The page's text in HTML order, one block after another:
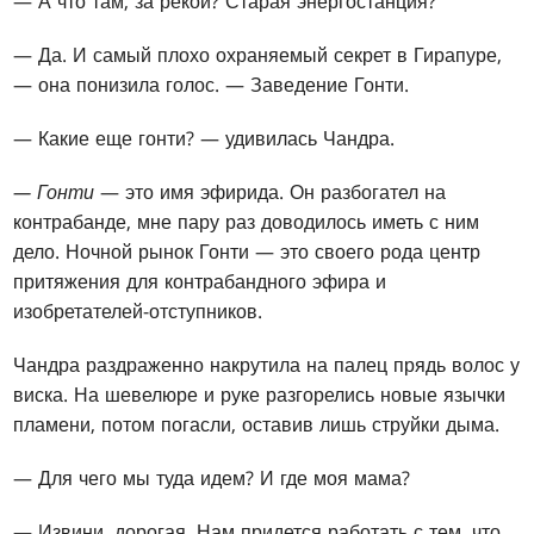
— Да. И самый плохо охраняемый секрет в Гирапуре,
— она понизила голос. — Заведение Гонти.
— Какие еще гонти? — удивилась Чандра.
— Гонти — это имя эфирида. Он разбогател на
контрабанде, мне пару раз доводилось иметь с ним
дело. Ночной рынок Гонти — это своего рода центр
притяжения для контрабандного эфира и
изобретателей-отступников.
Чандра раздраженно накрутила на палец прядь волос у
виска. На шевелюре и руке разгорелись новые язычки
пламени, потом погасли, оставив лишь струйки дыма.
— Для чего мы туда идем? И где моя мама?